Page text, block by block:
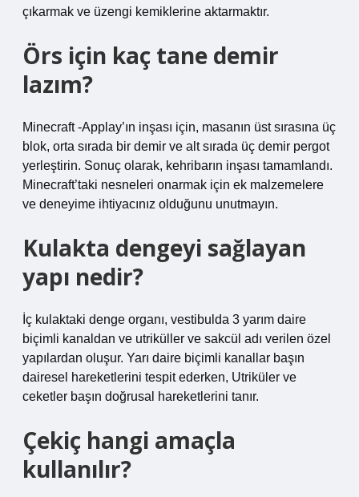
çıkarmak ve üzengi kemiklerine aktarmaktır.
Örs için kaç tane demir
lazım?
Minecraft -Applay’ın inşası için, masanın üst sırasına üç
blok, orta sırada bir demir ve alt sırada üç demir pergot
yerleştirin. Sonuç olarak, kehribarın inşası tamamlandı.
Minecraft’taki nesneleri onarmak için ek malzemelere
ve deneyime ihtiyacınız olduğunu unutmayın.
Kulakta dengeyi sağlayan
yapı nedir?
İç kulaktaki denge organı, vestibulda 3 yarım daire
biçimli kanaldan ve utriküller ve sakcül adı verilen özel
yapılardan oluşur. Yarı daire biçimli kanallar başın
dairesel hareketlerini tespit ederken, Utriküler ve
ceketler başın doğrusal hareketlerini tanır.
Çekiç hangi amaçla
kullanılır?